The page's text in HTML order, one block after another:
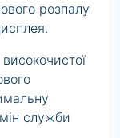
розпалу
служби